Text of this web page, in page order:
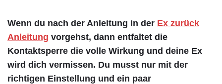
Wenn du nach der Anleitung in der Ex zurück
Anleitung vorgehst, dann entfaltet die
Kontaktsperre die volle Wirkung und deine Ex
wird dich vermissen. Du musst nur mit der
richtigen Einstellung und ein paar